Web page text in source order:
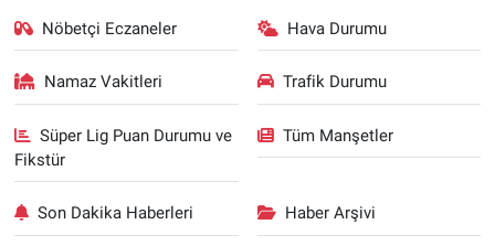
Nöbetçi Eczaneler Hava Durumu
Namaz Vakitleri Trafik Durumu
Süper Lig Puan Durumu ve
Fikstür
Tüm Manşetler
Son Dakika Haberleri Haber Arşivi